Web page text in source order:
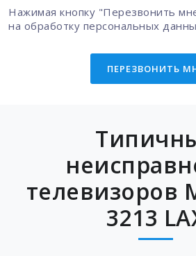
Нажимая кнопку "Перезвонить
на обработку персональных
ПЕРЕЗВОНИТЬ
телевизоров
3213